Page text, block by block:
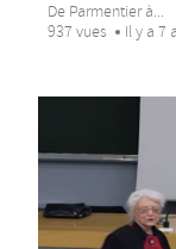
De Parmentier à...
937 vues
Il y a 7